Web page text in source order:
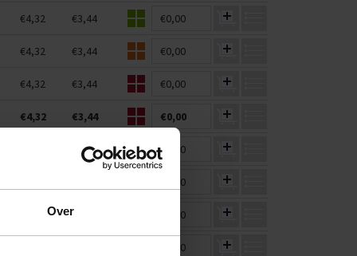
Over
€4,32 €3,44 €0,00
€4,32 €3,44 €0,00
€4,32 €3,44 €0,00
€4,32 €3,44 €0,00
€3,44 €0,00
€0,00
€3,44 €0,00
€0,00